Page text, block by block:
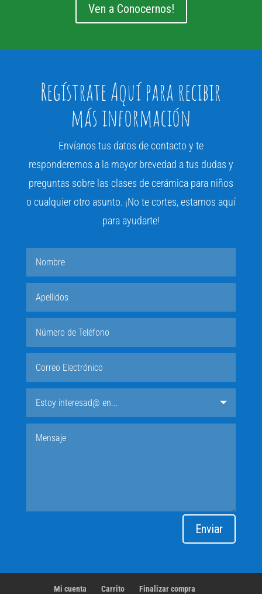
Ven a Conocernos!
Regístrate Aquí para recibir
más información
Envíanos tus datos de contacto y te
responderemos a la mayor brevedad a tus dudas y
preguntas sobre las clases de cerámica para niños
o cualquier otro asunto. ¡No te cortes, estamos aquí
para ayudarte!
Enviar
Mi cuenta Carrito Finalizar compra